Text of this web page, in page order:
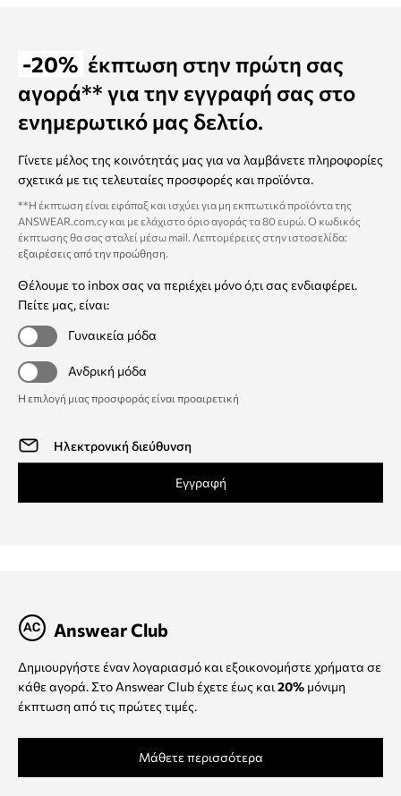
-20% έκπτωση στην πρώτη σας
αγορά** για την εγγραφή σας στο
ενημερωτικό μας δελτίο.
Γίνετε μέλος της κοινότητάς μας για να λαμβάνετε πληροφορίες
σχετικά με τις τελευταίες προσφορές και προϊόντα.
**Η έκπτωση είναι εφάπαξ και ισχύει για μη εκπτωτικά προϊόντα της
ANSWEAR.com.cy και με ελάχιστο όριο αγοράς τα 80 ευρώ. Ο κωδικός
έκπτωσης θα σας σταλεί μέσω mail. Λεπτομέρειες στην ιστοσελίδα:
εξαιρέσεις από την προώθηση.
Θέλουμε το inbox σας να περιέχει μόνο ό,τι σας ενδιαφέρει.
Πείτε μας, είναι:
Γυναικεία μόδα
Ανδρική μόδα
Η επιλογή μιας προσφοράς είναι προαιρετική
Εγγραφή
Answear Club
Δημιουργήστε έναν λογαριασμό και εξοικονομήστε χρήματα σε
κάθε αγορά. Στο Answear Club έχετε έως και 20% μόνιμη
έκπτωση από τις πρώτες τιμές.
Μάθετε περισσότερα